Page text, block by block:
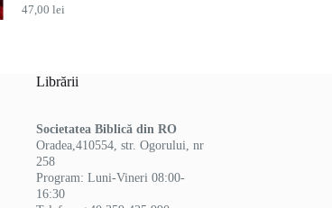
47,00lei
Librării
Societatea Biblică din RO
Oradea,410554, str. Ogorului, nr
258
Program: Luni-Vineri 08:00-
16:30